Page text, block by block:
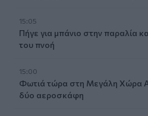
15:05
Πήγε για μπάνιο στην παραλία
του πνοή
15:00
Φωτιά τώρα στη Μεγάλη Χώρα
δύο αεροσκάφη